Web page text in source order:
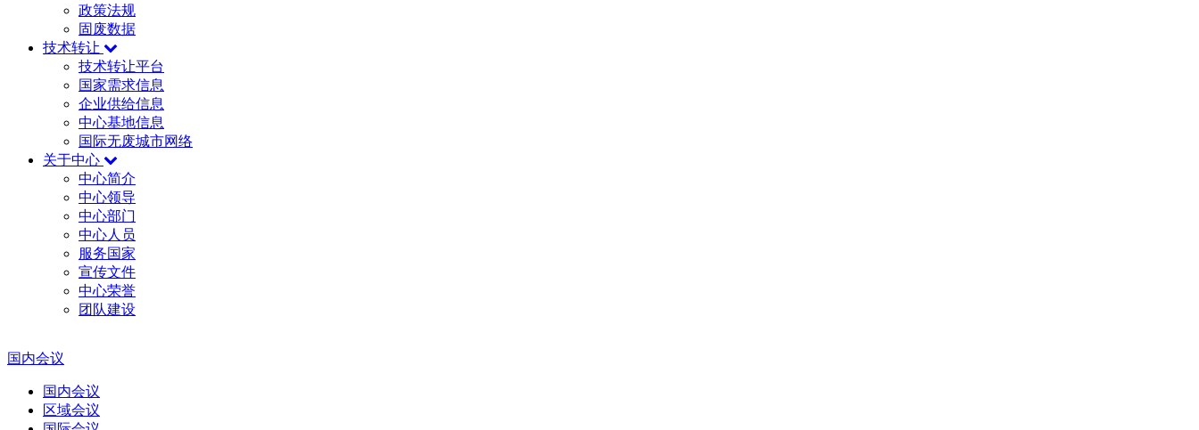
政策法规
固废数据
技术转让
技术转让平台
国家需求信息
企业供给信息
中心基地信息
国际无废城市网络
关于中心
中心简介
中心领导
中心部门
中心人员
服务国家
宣传文件
中心荣誉
团队建设
国内会议
国内会议
区域会议